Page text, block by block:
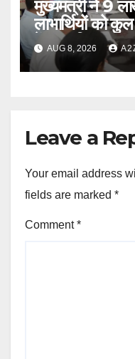
मुख्यमंत्री ने 9
लाभार्थियों को
पेंशन राशि का
AUG 8, 2026
Leave a
Your email address
fields are marked *
Comment*